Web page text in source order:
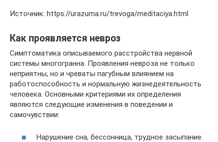
Источник: https://urazuma.ru/trevoga/meditaciya.html
Как проявляется невроз
Симптоматика описываемого расстройства нервной
системы многогранна. Проявления невроза не только
неприятны, но и чреваты пагубным влиянием на
работоспособность и нормальную жизнедеятельность
человека. Основными критериями их определения
являются следующие изменения в поведении и
самочувствии:
Нарушение сна, бессонница, трудное засыпание.